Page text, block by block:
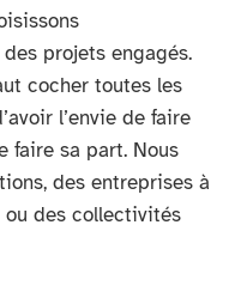
projets engagés.
cocher toutes les
l’envie de faire
faire sa part. Nous
des entreprises à
ou des collectivités